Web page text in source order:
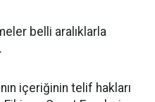
belli aralıklarla
içeriğinin telif hakları